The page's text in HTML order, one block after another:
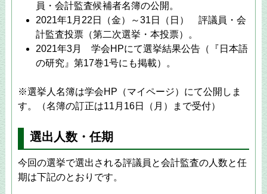
員・会計監査候補者名簿の公開。
2021年1月22日（金）～31日（日） 評議員・会
計監査投票（第二次選挙・本投票）。
2021年3月 学会HPにて選挙結果公告（『日本語
の研究』第17巻1号にも掲載）。
※選挙人名簿は学会HP（マイページ）にて公開しま
す。（名簿の訂正は11月16日（月）まで受付）
選出人数・任期
今回の選挙で選出される評議員と会計監査の人数と任
期は下記のとおりです。